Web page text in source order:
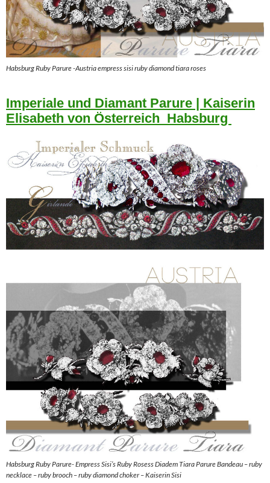
Habsburg Ruby Parure -Austria empress sisi ruby diamond tiara roses
Imperiale und Diamant Parure | Kaiserin
Elisabeth von Österreich Habsburg
Habsburg Ruby Parure- Empress Sisi’s Ruby Rosess Diadem Tiara Parure Bandeau – ruby
necklace – ruby brooch – ruby diamond choker – Kaiserin Sisi